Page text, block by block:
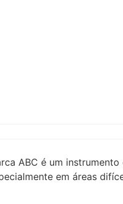
ABC é um
em áreas